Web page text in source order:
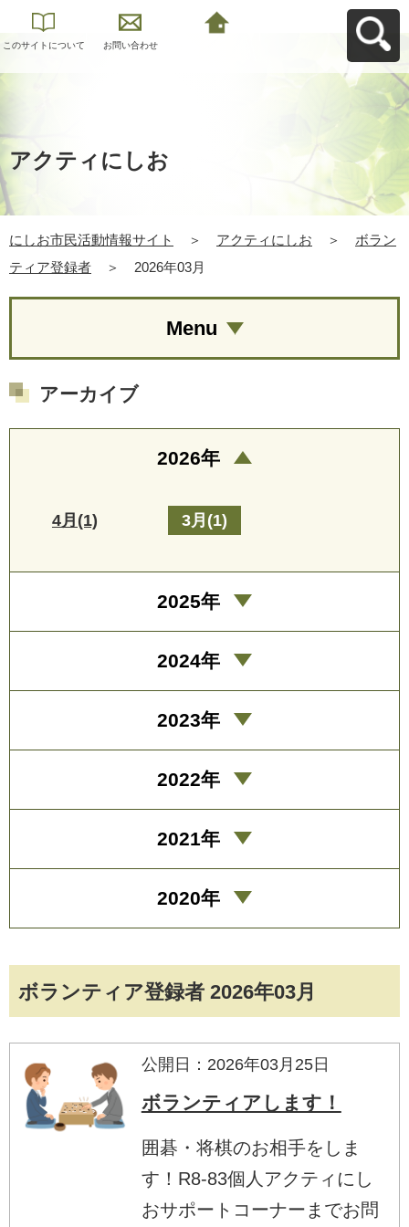
このサイトについて お問い合わせ
アクティにしお
にしお市民活動情報サイト ＞ アクティにしお ＞
ボラン
ティア登録者
＞ 2026年03月
ボランティア登録者 2026年03月
公開日：2026年03月25日
ボランティアします！
囲碁・将棋のお相手をしま
す！R8-83個人アクティにし
おサポートコーナーまでお問
Menu
アーカイブ
2026年
4月(1) 3月(1)
2025年
2024年
2023年
2022年
2021年
2020年